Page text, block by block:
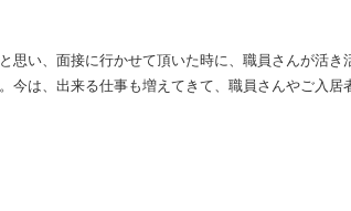
思い、面接に行かせて頂いた時に、職員さんが活
今は、出来る仕事も増えてきて、職員さんやご入